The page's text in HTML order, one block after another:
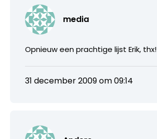
media
Opnieuw een prachtige lijst Erik, thx!
31 december 2009 om 09:14